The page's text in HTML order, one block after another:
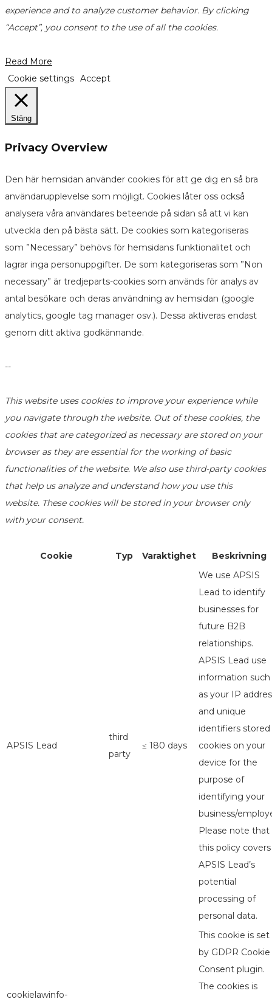
experience and to analyze customer behavior. By clicking
“Accept”, you consent to the use of all the cookies.
Read More
Cookie settings Accept
Stäng
Privacy Overview
Den här hemsidan använder cookies för att ge dig en så bra
användarupplevelse som möjligt. Cookies låter oss också
analysera våra användares beteende på sidan så att vi kan
utveckla den på bästa sätt. De cookies som kategoriseras
som ”Necessary” behövs för hemsidans funktionalitet och
lagrar inga personuppgifter. De som kategoriseras som ”Non
necessary” är tredjeparts-cookies som används för analys av
antal besökare och deras användning av hemsidan (google
analytics, google tag manager osv.). Dessa aktiveras endast
genom ditt aktiva godkännande.
--
This website uses cookies to improve your experience while
you navigate through the website. Out of these cookies, the
cookies that are categorized as necessary are stored on your
browser as they are essential for the working of basic
functionalities of the website. We also use third-party cookies
that help us analyze and understand how you use this
website. These cookies will be stored in your browser only
with your consent.
Cookie Typ Varaktighet Beskrivning
APSIS Lead
third
party
≤ 180 days
We use APSIS
Lead to identify
businesses for
future B2B
relationships.
APSIS Lead use
information such
as your IP
and unique
identifiers stored
cookies on your
device for the
purpose of
identifying your
business/
Please note that
this policy covers
APSIS Lead’s
potential
processing of
personal data.
cookielawinfo-
This cookie is set
by GDPR Cookie
Consent plugin.
The cookies is